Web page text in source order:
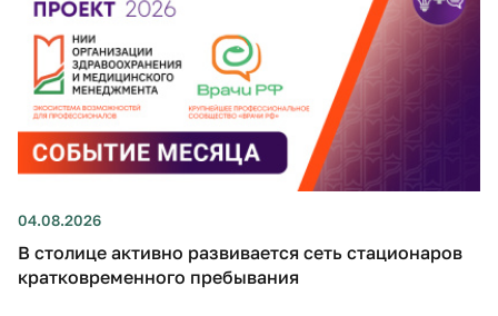
04.08.2026
В столице активно развивается сеть стационаров
кратковременного пребывания